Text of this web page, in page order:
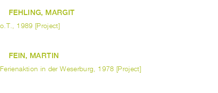
FEHLING, MARGIT
o.T., 1989 [Project]
FEIN, MARTIN
Ferienaktion in der Weserburg, 1978 [Project]